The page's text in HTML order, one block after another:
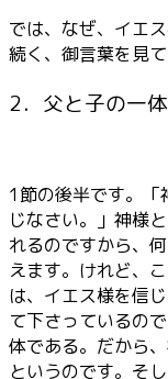
では、なぜ、イエ
続く、御言葉を見て
2．父と子の一体
1節の後半です。「
じなさい。」神様
れるのですから、
えます。けれど、
は、イエス様を信
て下さっているの
体である。だから
というのです。そ